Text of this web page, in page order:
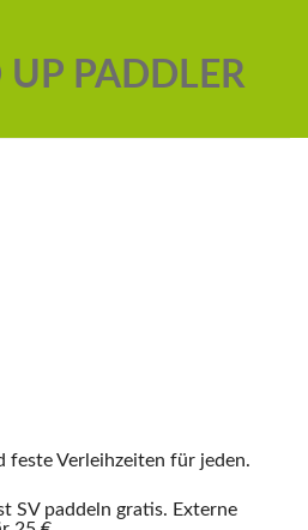
feste Verleihzeiten für jeden.
SV paddeln gratis. Externe